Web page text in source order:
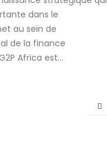
dans le
au sein de
de la finance
Africa est...